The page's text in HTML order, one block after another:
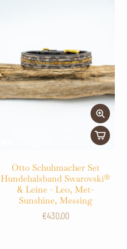
Otto Schuhmacher Set
Hundehalsband Swarovski®
& Leine - Leo, Met-
Sunshine, Messing
€430,00